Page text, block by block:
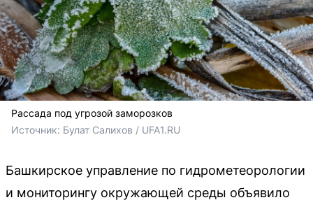
Рассада под угрозой заморозков
Источник: Булат Салихов / UFA1.RU
Башкирское управление по гидрометеорологии
и мониторингу окружающей среды объявило